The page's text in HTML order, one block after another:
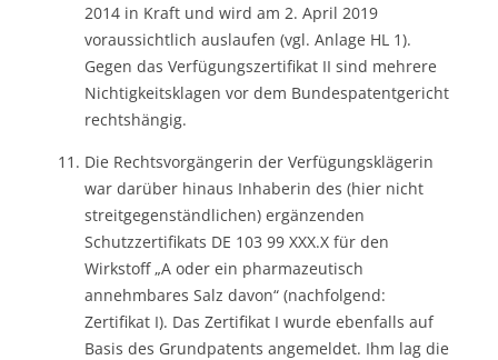
2014 in Kraft und wird am 2. April 2019
voraussichtlich auslaufen (vgl. Anlage HL 1).
Gegen das Verfügungszertifikat II sind mehrere
Nichtigkeitsklagen vor dem Bundespatentgericht
rechtshängig.
Die Rechtsvorgängerin der Verfügungsklägerin
war darüber hinaus Inhaberin des (hier nicht
streitgegenständlichen) ergänzenden
Schutzzertifikats DE 103 99 XXX.X für den
Wirkstoff „A oder ein pharmazeutisch
annehmbares Salz davon“ (nachfolgend:
Zertifikat I). Das Zertifikat I wurde ebenfalls auf
Basis des Grundpatents angemeldet. Ihm lag die